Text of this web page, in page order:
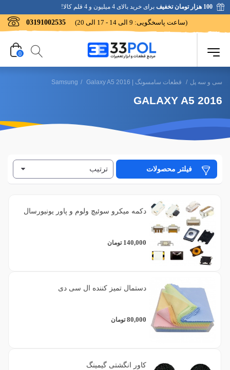
100 هزار تومان تخفیف برای خرید بالای 4 میلیون و 4 قلم کالا!
03191002535 (ساعت پاسخگویی: 9 الی 14 - 17 الی 20)
0
سی و سه پل / قطعات سامسونگ | Samsung / Galaxy A5 2016
GALAXY A5 2016
فیلتر محصولات ترتیب
دکمه میکرو سوئیچ ولوم و پاور یونیورسال
140,000 تومان
دستمال تمیز کننده ال سی دی
80,000 تومان
کاور انگشتی گیمینگ